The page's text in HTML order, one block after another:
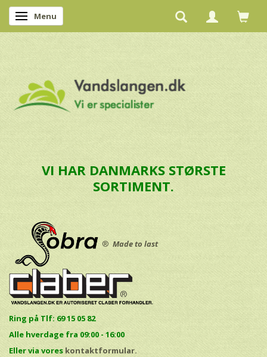
Skifte navigation
Menu
VI HAR DANMARKS STØRSTE
SORTIMENT.
® Made to last
Ring på Tlf: 69 15 05 82
Alle hverdage fra 09:00 - 16:00
Eller via vores kontaktformular.